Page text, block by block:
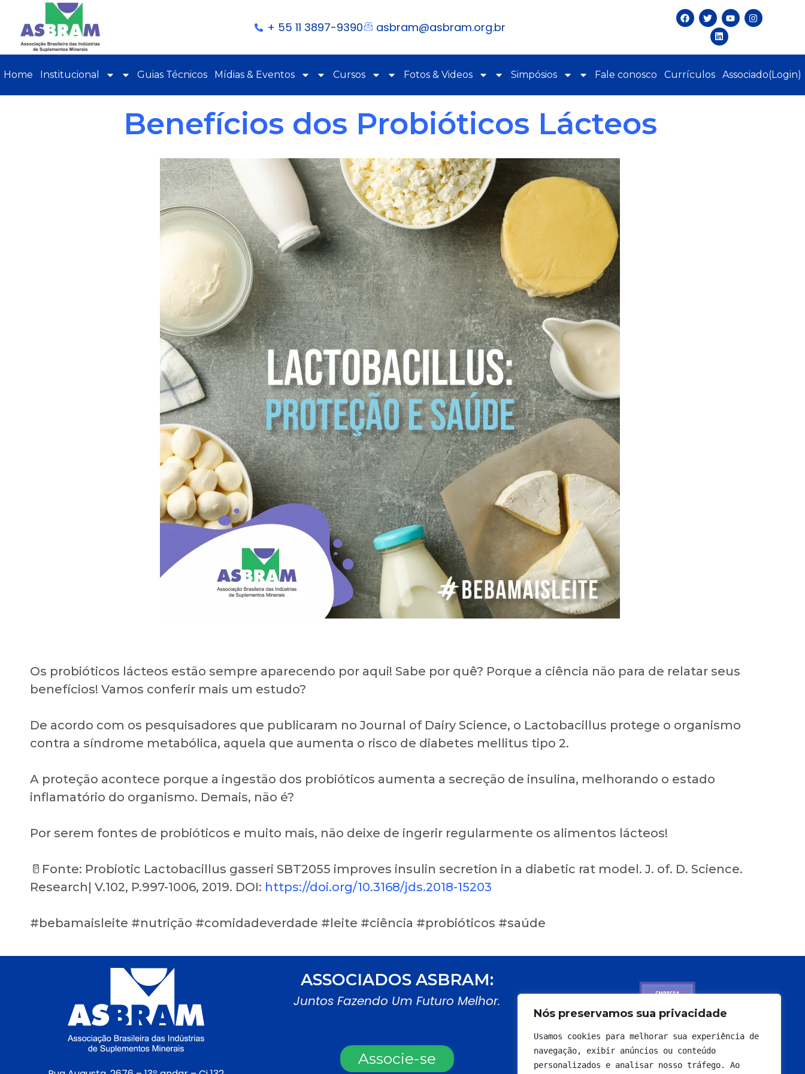
Nós preservamos sua privacidade
Usamos cookies para melhorar sua experiência de
navegação, exibir anúncios ou conteúdo
personalizados e analisar nosso tráfego. Ao
+ 55 11 3897-9390 asbram@asbram.org.br
Home Institucional Guias Técnicos Mídias & Eventos Cursos Fotos & Videos Simpósios Fale conosco Currículos Associado(Login)
Benefícios dos Probióticos Lácteos
Os probióticos lácteos estão sempre aparecendo por aqui! Sabe por quê? Porque a ciência não para de relatar seus
benefícios! Vamos conferir mais um estudo?
De acordo com os pesquisadores que publicaram no Journal of Dairy Science, o Lactobacillus protege o organismo
contra a síndrome metabólica, aquela que aumenta o risco de diabetes mellitus tipo 2.
A proteção acontece porque a ingestão dos probióticos aumenta a secreção de insulina, melhorando o estado
inflamatório do organismo. Demais, não é?
Por serem fontes de probióticos e muito mais, não deixe de ingerir regularmente os alimentos lácteos!
🥛Fonte: Probiotic Lactobacillus gasseri SBT2055 improves insulin secretion in a diabetic rat model. J. of. D. Science.
Research| V.102, P.997-1006, 2019. DOI: https://doi.org/10.3168/jds.2018-15203
#bebamaisleite #nutrição #comidadeverdade #leite #ciência #probióticos #saúde
ASSOCIADOS ASBRAM:
Juntos Fazendo Um Futuro Melhor.
Associe-se